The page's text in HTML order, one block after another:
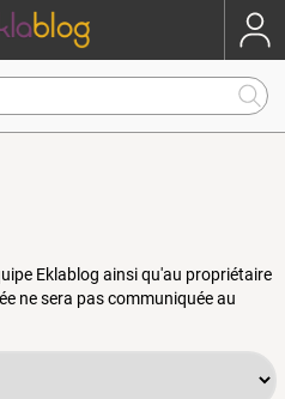
Eklablog ainsi qu'au propriétaire
ne sera pas communiquée au